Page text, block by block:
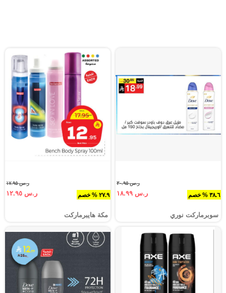
٣٨.٦ % خصم
ر.س ٣٠.٩٥
ر.س ١٨.٩٩
سوبرماركت نوري‎
٢٧.٩ % خصم
ر.س ١٧.٩٥
ر.س ١٢.٩٥
مكة هايبرماركت